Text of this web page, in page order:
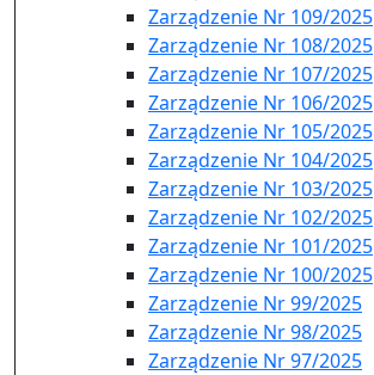
Zarządzenie Nr 109/2025
Zarządzenie Nr 108/2025
Zarządzenie Nr 107/2025
Zarządzenie Nr 106/2025
Zarządzenie Nr 105/2025
Zarządzenie Nr 104/2025
Zarządzenie Nr 103/2025
Zarządzenie Nr 102/2025
Zarządzenie Nr 101/2025
Zarządzenie Nr 100/2025
Zarządzenie Nr 99/2025
Zarządzenie Nr 98/2025
Zarządzenie Nr 97/2025